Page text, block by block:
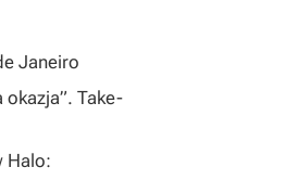
Janeiro
Take-
Halo: